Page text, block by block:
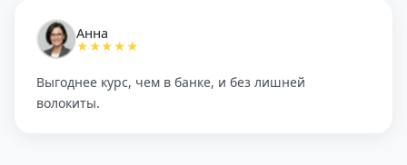
Анна
★★★★★
Выгоднее курс, чем в банке, и без лишней
волокиты.